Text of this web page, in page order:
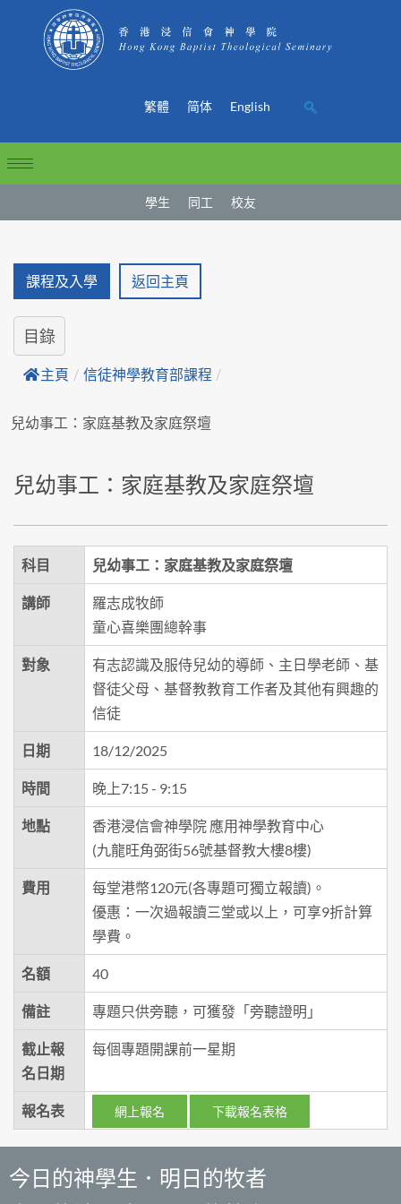
繁體 简体 English
學生 同工 校友
課程及入學 返回主頁
目錄
主頁 / 信徒神學教育部課程 /
兒幼事工：家庭基教及家庭祭壇
兒幼事工：家庭基教及家庭祭壇
科目 兒幼事工：家庭基教及家庭祭壇
講師
羅志成牧師
童心喜樂團總幹事
對象
有志認識及服侍兒幼的導師、主日學老師、基
督徒父母、基督教教育工作者及其他有興趣的
信徒
日期 18/12/2025
時間 晚上7:15 - 9:15
地點
香港浸信會神學院 應用神學教育中心
(九龍旺角弼街56號基督教大樓8樓)
費用
每堂港幣120元(各專題可獨立報讀)。
優惠：一次過報讀三堂或以上，可享9折計算
學費。
名額 40
備註 專題只供旁聽，可獲發「旁聽證明」
截止報
名日期
每個專題開課前一星期
報名表 網上報名 下載報名表格
今日的神學生．明日的牧者